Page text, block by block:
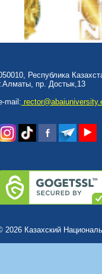
Республика
пр. Достык,13
mail:
2026 Казахский